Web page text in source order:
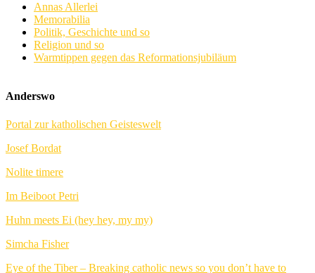
Annas Allerlei
Memorabilia
Politik, Geschichte und so
Religion und so
Warmtippen gegen das Reformationsjubiläum
Anderswo
Portal zur katholischen Geisteswelt
Josef Bordat
Nolite timere
Im Beiboot Petri
Huhn meets Ei (hey hey, my my)
Simcha Fisher
Eye of the Tiber – Breaking catholic news so you don’t have to